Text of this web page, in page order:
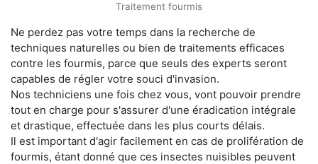
Traitement fourmis
Ne perdez pas votre temps dans la recherche de
techniques naturelles ou bien de traitements efficaces
contre les fourmis, parce que seuls des experts seront
capables de régler votre souci d'invasion.
Nos techniciens une fois chez vous, vont pouvoir prendre
tout en charge pour s'assurer d'une éradication intégrale
et drastique, effectuée dans les plus courts délais.
Il est important d'agir facilement en cas de prolifération de
fourmis, étant donné que ces insectes nuisibles peuvent